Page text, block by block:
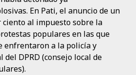
En Pati, el anuncio de un
ciento al impuesto sobre la
populares en las que
enfrentaron a la policía y
del DPRD (consejo local de